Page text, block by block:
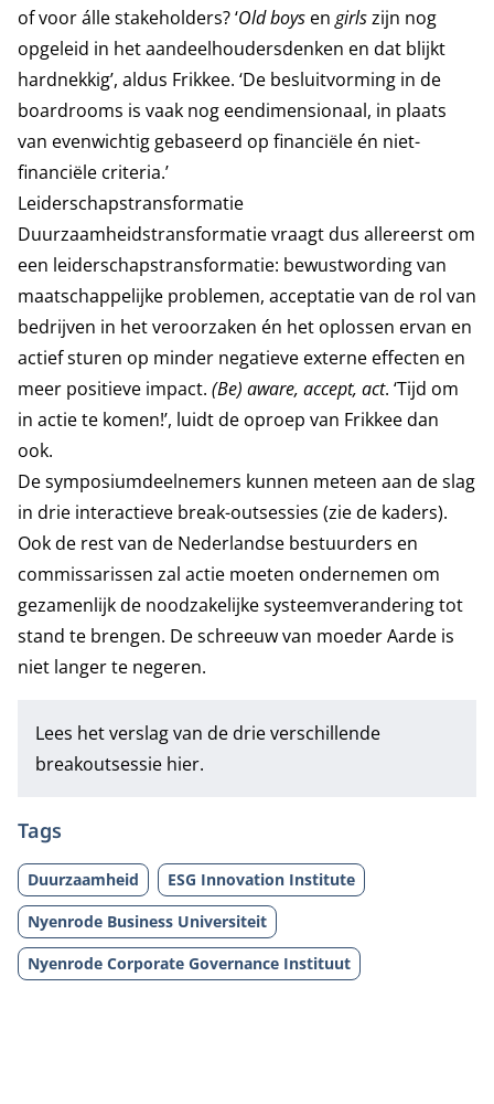
of voor álle stakeholders? ‘Old boys en girlszijn nog
opgeleid in het aandeelhoudersdenken en dat blijkt
hardnekkig’, aldus Frikkee. ‘De besluitvorming in de
boardrooms is vaak nog eendimensionaal, in plaats
van evenwichtig gebaseerd op financiële én niet-
financiële criteria.’
Leiderschapstransformatie
Duurzaamheidstransformatie vraagt dus allereerst om
een leiderschapstransformatie: bewustwording van
maatschappelijke problemen, acceptatie van de rol van
bedrijven in het veroorzaken én het oplossen ervan en
actief sturen op minder negatieve externe effecten en
meer positieve impact. (Be) aware, accept, act. ‘Tijd om
in actie te komen!’, luidt de oproep van Frikkee dan
ook.
De symposiumdeelnemers kunnen meteen aan de slag
in drie interactieve break-outsessies (zie de kaders).
Ook de rest van de Nederlandse bestuurders en
commissarissen zal actie moeten ondernemen om
gezamenlijk de noodzakelijke systeemverandering tot
stand te brengen. De schreeuw van moeder Aarde is
niet langer te negeren.
Lees het verslag van de drie verschillende
breakoutsessie hier.
Tags
Duurzaamheid
ESG Innovation Institute
Nyenrode Business Universiteit
Nyenrode Corporate Governance Instituut